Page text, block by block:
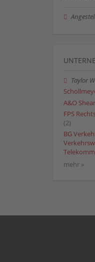
Taylor
A&O
FPS
(2)
BG
mehr »